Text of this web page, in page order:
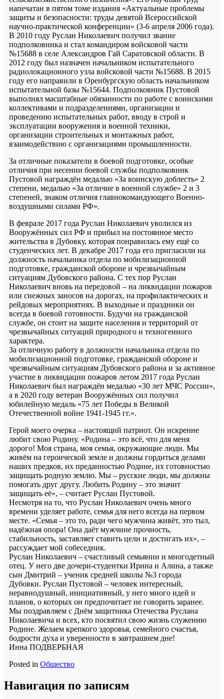
напечатан в пятом томе издания «Актуальные проблемы
защиты и безопасности: труды девятой Всероссийской
научно-практической конференции» (3-6 апреля 2006 года).
В 2010 году Руслан Николаевич получил звание
подполковника и стал командиром войсковой части
№15688 в селе Александров Гай Саратовской области. В
2012 году был назначен начальником испытательного
радиолокационного узла войсковой части №15688. В 2015
году его направили в Оренбургскую область начальником
испытательной базы №15644. Подполковник Пустовой
выполнял масштабные обязанности по работе с воинскими
коллективами и подразделениями, организации и
проведению испытательных работ, вводу в строй и
эксплуатации вооружения и военной техники,
организации строительных и монтажных работ,
взаимодействию с организациями промышленности.
За отличные показатели в боевой подготовке, особые
отличия при несении боевой службы подполковник
Пустовой награждён медалью «За воинскую доблесть» 2
степени, медалью «За отличие в военной службе» 2 и 3
степеней, знаком отличия главнокомандующего Военно-
воздушными силами РФ».
В феврале 2017 года Руслан Николаевич уволился из
Вооружённых сил РФ и прибыл на постоянное место
жительства в Дубовку, которая понравилась ему ещё со
студенческих лет. В декабре 2017 года его пригласили на
должность начальника отдела по мобилизационной
подготовке, гражданской обороне и чрезвычайным
ситуациям Дубовского района. С тех пор Руслан
Николаевич вновь на передовой – на ликвидации пожаров
или снежных заносов на дорогах, на профилактических и
рейдовых мероприятиях. В выходные и праздники он
всегда в боевой готовности. Будучи на гражданской
службе, он стоит на защите населения и территорий от
чрезвычайных ситуаций природного и техногенного
характера.
За отличную работу в должности начальника отдела по
мобилизационной подготовке, гражданской обороне и
чрезвычайным ситуациям Дубовского района и за активное
участие в ликвидации пожаров летом 2017 года Руслан
Николаевич был награждён медалью «30 лет МЧС России»,
а в 2020 году ветеран Вооружённых сил получил
юбилейную медаль «75 лет Победы в Великой
Отечественной войне 1941-1945 гг.».
Герой моего очерка – настоящий патриот. Он искренне
любит свою Родину. «Родина – это всё, что для меня
дорого! Моя страна, моя семья, окружающие люди. Мы
живём на героической земле и должны гордиться делами
наших предков, их преданностью Родине, их готовностью
защищать родную землю. Мы – русские люди, мы должны
помогать друг другу. Любить Родину – это значит
защищать её», – считает Руслан Пустовой.
Несмотря на то, что Руслан Николаевич очень много
времени уделяет работе, семья для него всегда на первом
месте. «Семья – это то, ради чего мужчина живёт, это тыл,
надёжная опора! Она даёт мужчине прочность,
стабильность, заставляет ставить цели и достигать их», –
рассуждает мой собеседник.
Руслан Николаевич – счастливый семьянин и многодетный
отец. У него две дочери-студентки Ирина и Алина, а также
сын Дмитрий – ученик средней школы №3 города
Дубовки. Руслан Пустовой – человек интересный,
неравнодушный, инициативный, у него много идей и
планов, о которых он предпочитает не говорить заранее.
Мы поздравляем с Днём защитника Отечества Руслана
Николаевича и всех, кто посвятил свою жизнь служению
Родине. Желаем крепкого здоровья, семейного счастья,
бодрости духа и уверенности в завтрашнем дне!
Инна ПОДВЕРБНАЯ
Posted in Общество
Навигация по записям